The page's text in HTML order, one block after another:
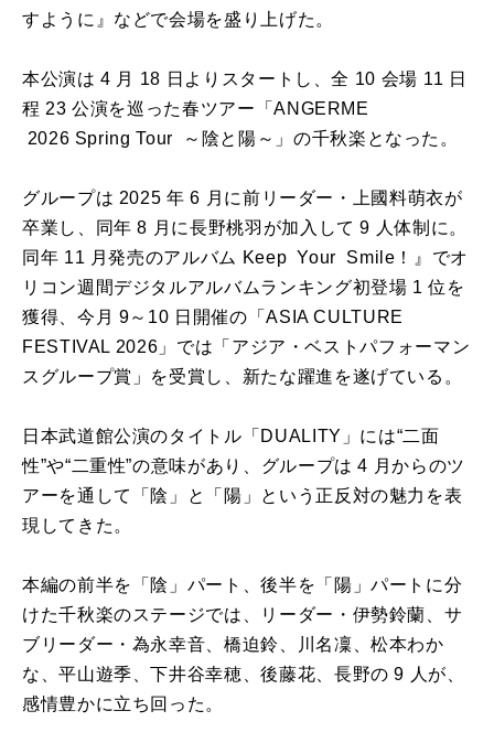
すように』などで会場を盛り上げた。
本公演は 4 月 18 日よりスタートし、全 10 会場 11 日
程 23 公演を巡った春ツアー「ANGERME
2026 Spring Tour ～陰と陽～」の千秋楽となった。
グループは 2025 年 6 月に前リーダー・上國料萌衣が
卒業し、同年 8 月に長野桃羽が加入して 9 人体制に。
同年 11 月発売のアルバム Keep Your Smile！』でオ
リコン週間デジタルアルバムランキング初登場 1 位を
獲得、今月 9～10 日開催の「ASIA CULTURE
FESTIVAL 2026」では「アジア・ベストパフォーマン
スグループ賞」を受賞し、新たな躍進を遂げている。
日本武道館公演のタイトル「DUALITY」には“二面
性”や“二重性”の意味があり、グループは 4 月からのツ
アーを通して「陰」と「陽」という正反対の魅力を表
現してきた。
本編の前半を「陰」パート、後半を「陽」パートに分
けた千秋楽のステージでは、リーダー・伊勢鈴蘭、サ
ブリーダー・為永幸音、橋迫鈴、川名凜、松本わか
な、平山遊季、下井谷幸穂、後藤花、長野の 9 人が、
感情豊かに立ち回った。